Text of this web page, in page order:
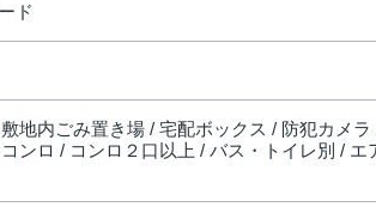
ド
地内ごみ置き場 / 宅配ボックス / 防犯カメ
ンロ / コンロ２口以上 / バス・トイレ別 /